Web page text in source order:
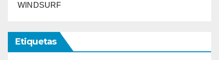
WINDSURF
Etiquetas